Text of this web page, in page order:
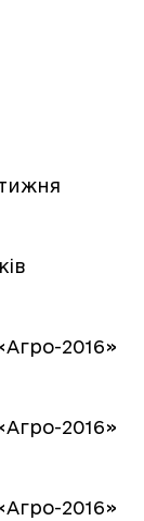
2016»
2016»
2016»